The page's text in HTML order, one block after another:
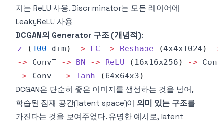
지는 ReLU 사용. Discriminator는 모든 레이어에
LeakyReLU 사용
DCGAN의 Generator 구조 (개념적):
z ( 100- dim ) -> FC -> Reshape (4x4x1024 ) -
-> ConvT -> BN -> ReLU ( 16x16x256 ) ->
-> ConvT -> Tanh ( 64x64x3 )
DCGAN은 단순히 좋은 이미지를 생성하는 것을 넘어,
학습된 잠재 공간(latent space)이 의미 있는 구조를
가진다는 것을 보여주었다. 유명한 예시로, latent